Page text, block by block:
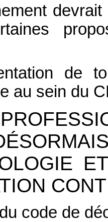
de
au sein du
code de